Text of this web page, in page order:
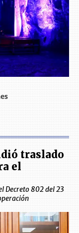
traslado
el
Decreto 802 del 23